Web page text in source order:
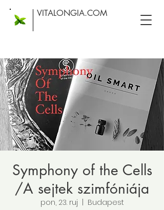
VITALONGIA.COM
Symphony of the Cells
/A sejtek szimfóniája
pon, 23. ruj
Budapest